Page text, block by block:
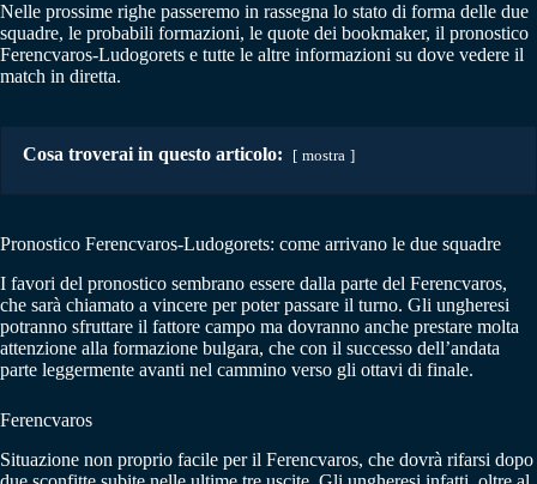
Nelle prossime righe passeremo in rassegna lo stato di forma delle due
squadre, le probabili formazioni, le quote dei bookmaker, il pronostico
Ferencvaros-Ludogorets e tutte le altre informazioni su dove vedere il
match in diretta.
Cosa troverai in questo articolo: mostra
Pronostico Ferencvaros-Ludogorets: come arrivano le due squadre
I favori del pronostico sembrano essere dalla parte del Ferencvaros,
che sarà chiamato a vincere per poter passare il turno. Gli ungheresi
potranno sfruttare il fattore campo ma dovranno anche prestare molta
attenzione alla formazione bulgara, che con il successo dell’andata
parte leggermente avanti nel cammino verso gli ottavi di finale.
Ferencvaros
Situazione non proprio facile per il Ferencvaros, che dovrà rifarsi dopo